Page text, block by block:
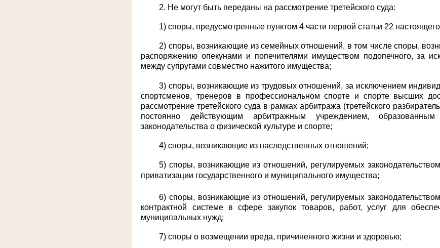
2. Не могут быть переданы на рассмотрение третейского суда:
1) споры, предусмотренные пунктом 4 части первой статьи 22
2) споры, возникающие из семейных отношений, в том числе споры,
распоряжению опекунами и попечителями имуществом подопечного, за
между супругами совместно нажитого имущества;
3) споры, возникающие из трудовых отношений, за исключением
спортсменов, тренеров в профессиональном спорте и спорте высших
рассмотрение третейского суда в рамках арбитража (третейского
постоянно действующим арбитражным учреждением,
законодательства о физической культуре и спорте;
4) споры, возникающие из наследственных отношений;
5) споры, возникающие из отношений, регулируемых
приватизации государственного и муниципального имущества;
6) споры, возникающие из отношений, регулируемых
контрактной системе в сфере закупок товаров, работ, услуг для
муниципальных нужд;
7) споры о возмещении вреда, причиненного жизни и здоровью;